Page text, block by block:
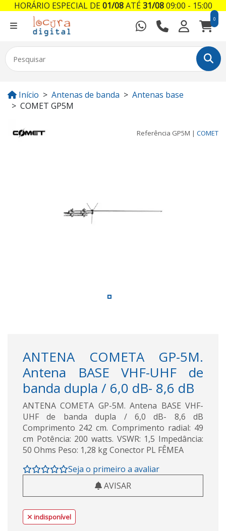
0
Início Antenas de banda
Antenas base
COMET GP5M
Referência GP5M | COMET
ANTENA COMETA GP-5M.
Antena BASE VHF-UHF de
banda dupla / 6,0 dB- 8,6 dB
ANTENA COMETA GP-5M. Antena BASE VHF-
UHF de banda dupla / 6,0 dB- 8,6 dB
Comprimento 242 cm. Comprimento radial: 49
cm Potência: 200 watts. VSWR: 1,5 Impedância:
50 Ohms Peso: 1,28 kg Conector PL FÊMEA
Seja o primeiro a avaliar
AVISAR
indisponível
HORÁRIO ESPECIAL DE01/08ATÉ31/0809:00 - 15:00